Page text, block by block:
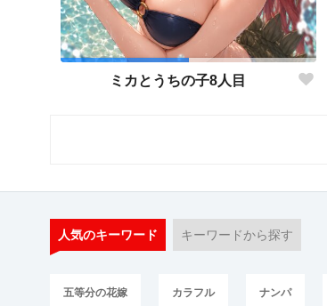
ミカとうちの子8人目
人気のキーワード キーワードから探す
五等分の花嫁 カラフル ナンパ